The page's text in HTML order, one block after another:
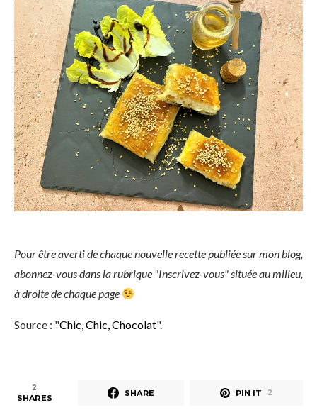
Pour être averti de chaque nouvelle recette publiée sur mon blog,
abonnez-vous dans la rubrique "Inscrivez-vous" située au milieu,
à droite de chaque page
Source : "Chic, Chic, Chocolat".
2
SHARES SHARE PIN IT 2